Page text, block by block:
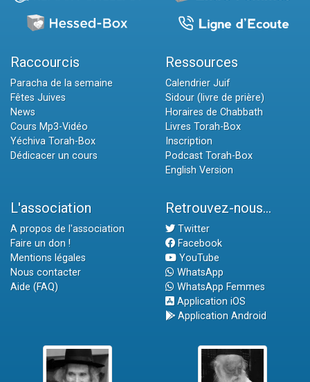
Raccourcis
Paracha de la semaine
Fêtes Juives
News
Cours Mp3-Vidéo
Yéchiva Torah-Box
Dédicacer un cours
Ressources
Calendrier Juif
Sidour (livre de prière)
Horaires de Chabbath
Livres Torah-Box
Inscription
Podcast Torah-Box
English Version
L'association
A propos de l'association
Faire un don !
Mentions légales
Nous contacter
Aide (FAQ)
Retrouvez-nous...
Twitter
Facebook
YouTube
WhatsApp
WhatsApp Femmes
Application iOS
Application Android